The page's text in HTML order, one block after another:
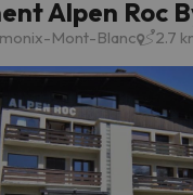
au ski
Alpen Roc
Mont-Blanc 2.7